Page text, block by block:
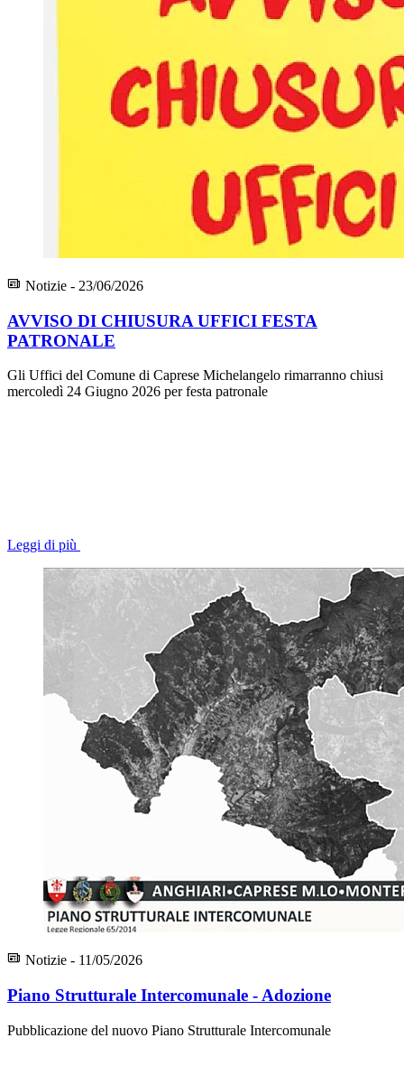
Notizie - 23/06/2026
AVVISO DI CHIUSURA UFFICI FESTA
PATRONALE
Gli Uffici del Comune di Caprese Michelangelo rimarranno chiusi
mercoledì 24 Giugno 2026 per festa patronale
Leggi di più
Notizie - 11/05/2026
Piano Strutturale Intercomunale - Adozione
Pubblicazione del nuovo Piano Strutturale Intercomunale